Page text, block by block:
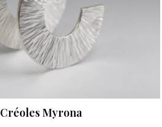
Créoles Myrona